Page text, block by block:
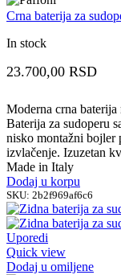
Crna baterija za
In stock
23.700,00 RSD
Moderna crna
Baterija za sudoperu
nisko montažni bojler
izvlačenje. Izuzetan
Made in Italy
Dodaj u korpu
SKU: 2b2f969af6c6
Uporedi
Quick view
Dodaj u omiljene